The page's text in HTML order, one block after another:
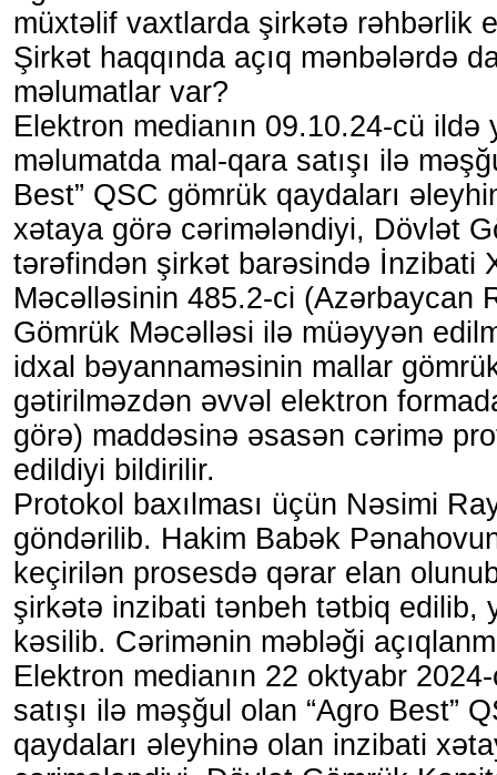
müxtəlif vaxtlarda şirkətə rəhbərlik
Şirkət haqqında açıq mənbələrdə
məlumatlar var?
Elektron medianın 09.10.24-cü ildə
məlumatda mal-qara satışı ilə
Best” QSC gömrük qaydaları
xətaya görə cərimələndiyi, Dövlət
tərəfindən şirkət barəsində İnzibati
Məcəlləsinin 485.2-ci (Azərbaycan
Gömrük Məcəlləsi ilə müəyyən
idxal bəyannaməsinin mallar
gətirilməzdən əvvəl elektron
görə) maddəsinə əsasən cərimə
edildiyi bildirilir.
Protokol baxılması üçün Nəsimi
göndərilib. Hakim Babək
keçirilən prosesdə qərar elan
şirkətə inzibati tənbeh tətbiq edilib,
kəsilib. Cərimənin məbləği
Elektron medianın 22 oktyabr
satışı ilə məşğul olan “Agro Best”
qaydaları əleyhinə olan inzibati